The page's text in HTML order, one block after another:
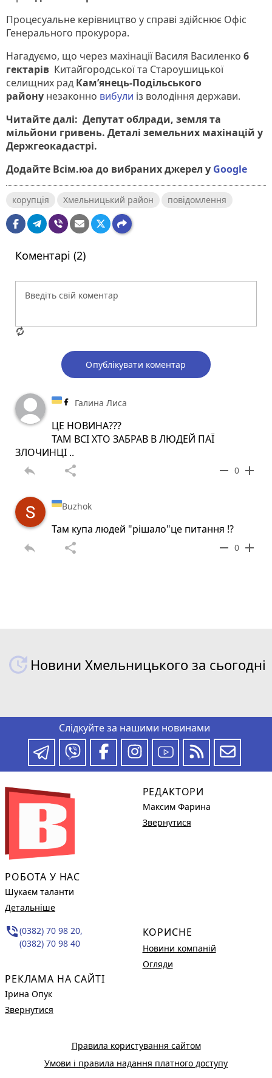
Процесуальне керівництво у справі здійснює Офіс
Генерального прокурора.
Нагадуємо, що через махінації Василя Василенко 6
гектарів Китайгородської та Староушицької
селищних рад Кам’янець-Подільського
району незаконно вибули із володіння держави.
Читайте далі: Депутат облради, земля та
мільйони гривень. Деталі земельних махінацій у
Держгеокадастрі.
Додайте Всім.юа до вибраних джерел у Google
корупція Хмельницький район повідомлення
Коментарі (2)
Опублікувати коментар
Галина Лиса
ЦЕ НОВИНА???
ТАМ ВСІ ХТО ЗАБРАВ В ЛЮДЕЙ ПАЇ
ЗЛОЧИНЦІ ..
reply share remove 0 add
Buzhok
Там купа людей "рішало"це питання !?
reply share remove 0 add
Новини Хмельницького за сьогодні
Слідкуйте за нашими новинами
РОБОТА У НАС
Шукаєм таланти
Детальніше
phone_in_talk(0382) 70 98 20,
(0382) 70 98 40
РЕКЛАМА НА САЙТІ
Ірина Опук
Звернутися
РЕДАКТОРИ
Максим Фарина
Звернутися
КОРИСНЕ
Новини компаній
Огляди
Правила користування сайтом
Умови і правила надання платного доступу